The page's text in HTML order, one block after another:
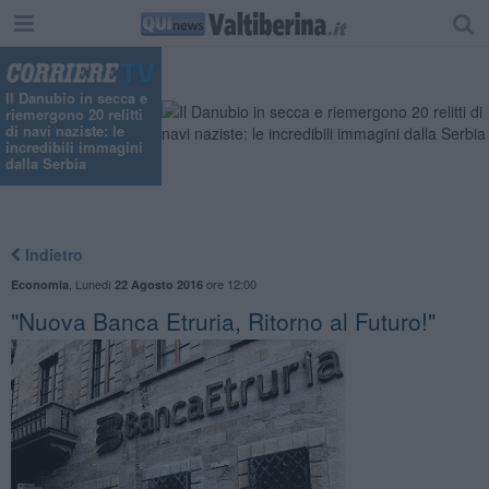
Il Danubio in secca e
riemergono 20 relitti
di navi naziste: le
incredibili immagini
dalla Serbia
Indietro
Economia Lunedì 22 Agosto 2016ore 12:00
"Nuova Banca Etruria, Ritorno al Futuro!"